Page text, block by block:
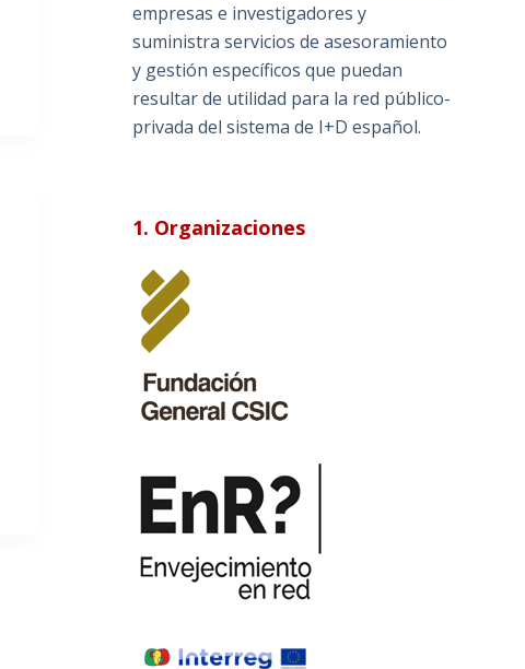
empresas e investigadores y
suministra servicios de asesoramiento
y gestión específicos que puedan
resultar de utilidad para la red público-
privada del sistema de I+D español.
1. Organizaciones